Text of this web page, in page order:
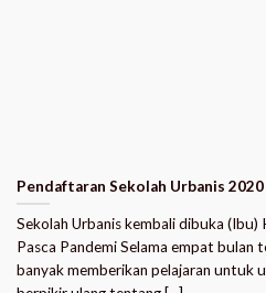
Pendaftaran Sekolah Urbanis
Sekolah Urbanis kembali dibuka
Pasca Pandemi Selama empat bulan
banyak memberikan pelajaran untuk